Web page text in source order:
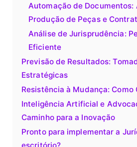
Automação de Documentos:
Produção de Peças e
Análise de Jurisprudência:
Eficiente
Previsão de Resultados:
Estratégicas
Resistência à Mudança: Como
Inteligência Artificial e
Caminho para a Inovação
Pronto para implementar a